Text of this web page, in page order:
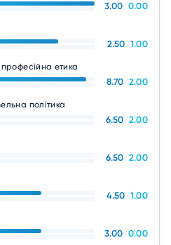
3.00/0.00
2.50/1.00
етика
8.70/2.00
політика
6.50/2.00
6.50/2.00
4.50/1.00
3.00/0.00